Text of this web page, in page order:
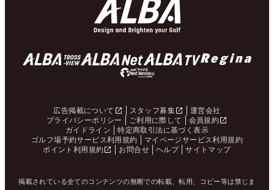
広告掲載について スタッフ募集
運営会社
プライバシーポリシー
ご利用に際して
会員規約
ガイドライン
特定商取引法に基づく表示
ゴルフ場予約サービス利用規約
マイページサービス利用規約
ポイント利用規約
お問合せ ヘルプ サイトマップ
掲載されている全てのコンテンツの無断での転載、転用、コピー等は禁じま